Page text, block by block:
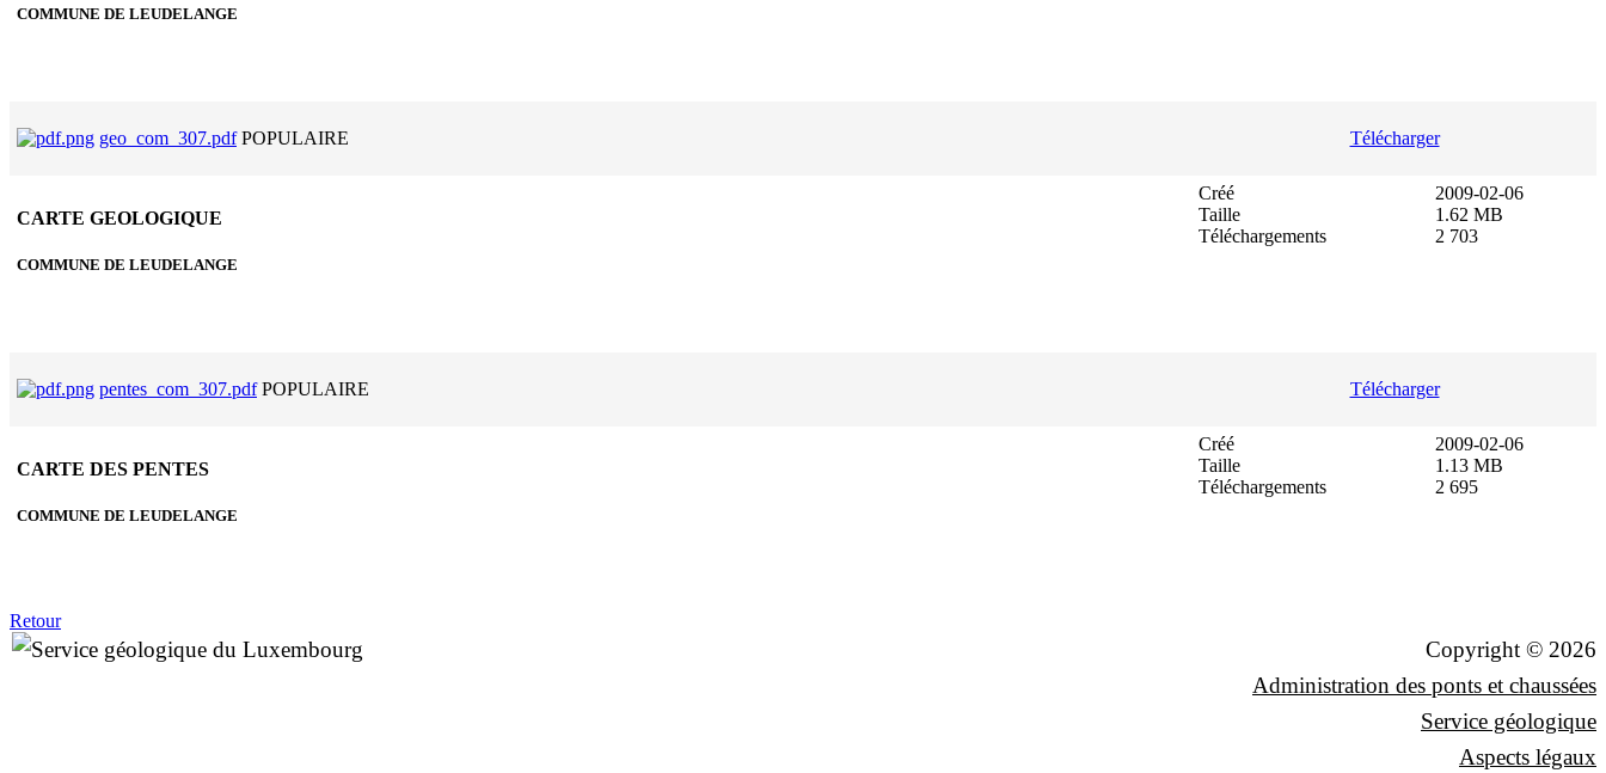
COMMUNE DE LEUDELANGE
geo_com_307.pdf POPULAIRE Télécharger
CARTE GEOLOGIQUE
COMMUNE DE LEUDELANGE
Créé
Taille
Téléchargements
2009-02-06
1.62 MB
2 703
pentes_com_307.pdf POPULAIRE Télécharger
CARTE DES PENTES
COMMUNE DE LEUDELANGE
Créé
Taille
Téléchargements
2009-02-06
1.13 MB
2 695
Retour
Copyright © 2026
Administration des ponts et chaussées
Service géologique
Aspects légaux